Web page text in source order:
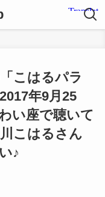
こはるパラ
年9月25
い座で聴いて
こはるさん
♪